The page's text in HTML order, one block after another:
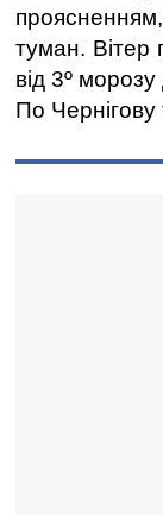
туман. Вітер
від 3º
По